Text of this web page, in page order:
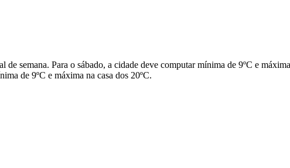
semana. Para o sábado, a cidade deve computar mínima de 9ºC e
de 9ºC e máxima na casa dos 20ºC.